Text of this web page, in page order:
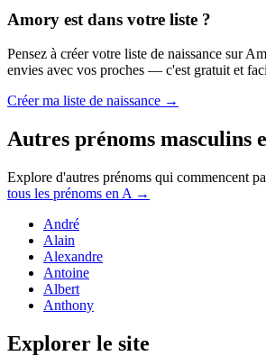
Amory est dans votre liste ?
Pensez à créer votre liste de naissance sur
envies avec vos proches — c'est gratuit et
Créer ma liste de naissance →
Autres prénoms masculins
Explore d'autres prénoms qui commencent
tous les prénoms en A →
André
Alain
Alexandre
Antoine
Albert
Anthony
Explorer le site